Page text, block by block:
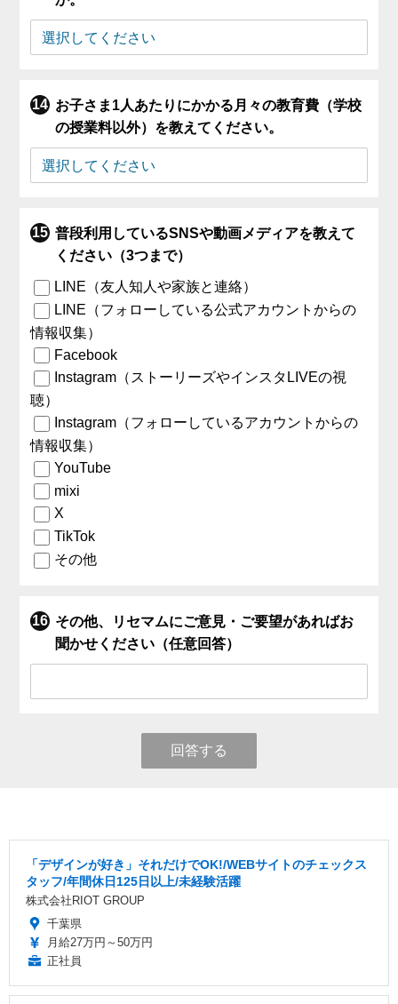
お子さま1人あたりにかかる月々の教育費（学校
の授業料以外）を教えてください。
普段利用しているSNSや動画メディアを教えて
ください（3つまで）
LINE（友人知人や家族と連絡）
LINE（フォローしている公式アカウントからの
情報収集）
Facebook
Instagram（ストーリーズやインスタLIVEの視
聴）
Instagram（フォローしているアカウントからの
情報収集）
YouTube
mixi
X
TikTok
その他
その他、リセマムにご意見・ご要望があればお
聞かせください（任意回答）
回答する
「デザインが好き」それだけでOK!/WEBサイトのチェックス
タッフ/年間休日125日以上/未経験活躍
株式会社RIOT GROUP
千葉県
月給27万円～50万円
正社員